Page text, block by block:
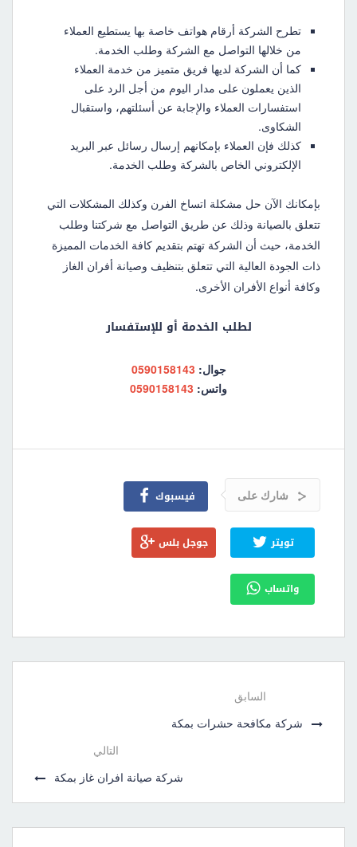
تطرح الشركة أرقام هواتف خاصة بها يستطيع العملاء
من خلالها التواصل مع الشركة وطلب الخدمة.
كما أن الشركة لديها فريق متميز من خدمة العملاء
الذين يعملون على مدار اليوم من أجل الرد على
استفسارات العملاء والإجابة عن أسئلتهم، واستقبال
الشكاوى.
كذلك فإن العملاء بإمكانهم إرسال رسائل عبر البريد
الإلكتروني الخاص بالشركة وطلب الخدمة.
بإمكانك الآن حل مشكلة اتساخ الفرن وكذلك المشكلات التي
تتعلق بالصيانة وذلك عن طريق التواصل مع شركتنا وطلب
الخدمة، حيث أن الشركة تهتم بتقديم كافة الخدمات المميزة
ذات الجودة العالية التي تتعلق بتنظيف وصيانة أفران الغاز
وكافة أنواع الأفران الأخرى.
لطلب الخدمة أو للإستفسار
جوال:0590158143
واتس: 0590158143
شارك على فيسبوك
تويتر جوجل بلس
واتساب
السابق
شركة مكافحة حشرات بمكة
التالي
شركة صيانة افران غاز بمكة